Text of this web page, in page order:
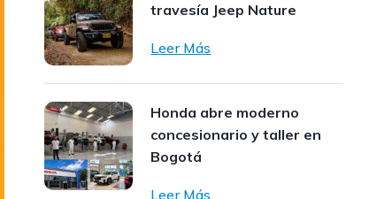
travesía Jeep Nature
Leer Más
Honda abre moderno
concesionario y taller en
Bogotá
Leer Más